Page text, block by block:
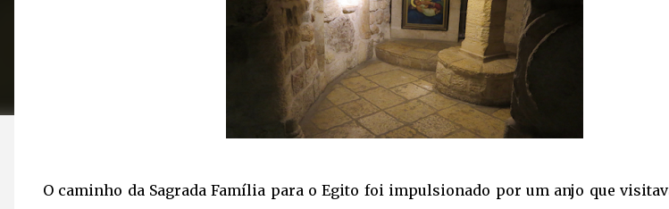
O caminho da Sagrada Família para o Egito foi impulsionado por um anjo que